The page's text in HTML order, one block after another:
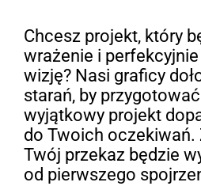
Chcesz projekt, który
wrażenie i
wizję? Nasi graficy
starań, by
wyjątkowy projekt
do Twoich oczekiwań.
Twój przekaz będzie
od pierwszego